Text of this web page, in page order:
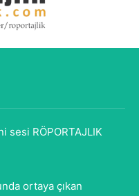
sesi RÖPORTAJLIK
ortaya çıkan